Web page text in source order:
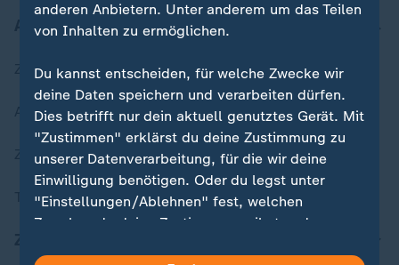
Aktuell bei ZDFheute
Zuletzt veröffentlicht
Aktuelle Sendungs-Videos
ZDFheute Stories
Themen im Überblick
anderen Anbietern. Unter anderem um das Teilen
von Inhalten zu ermöglichen.
Du kannst entscheiden, für welche Zwecke wir
deine Daten speichern und verarbeiten dürfen.
Dies betrifft nur dein aktuell genutztes Gerät. Mit
"Zustimmen" erklärst du deine Zustimmung zu
unserer Datenverarbeitung, für die wir deine
Einwilligung benötigen. Oder du legst unter
"Einstellungen/Ablehnen" fest, welchen
Zwecken du deine Zustimmung gibst und